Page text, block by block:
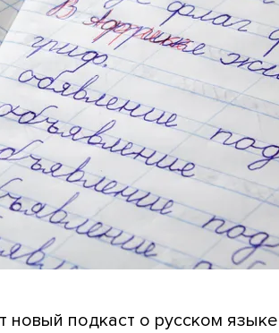
новый подкаст о русском языке